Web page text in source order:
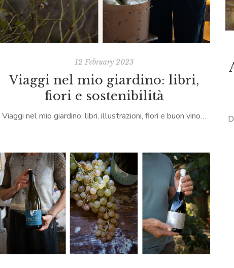
12 February 2023
Viaggi nel mio giardino: libri,
fiori e sostenibilità
Viaggi nel mio giardino: libri, illustrazioni, fiori e buon vino…